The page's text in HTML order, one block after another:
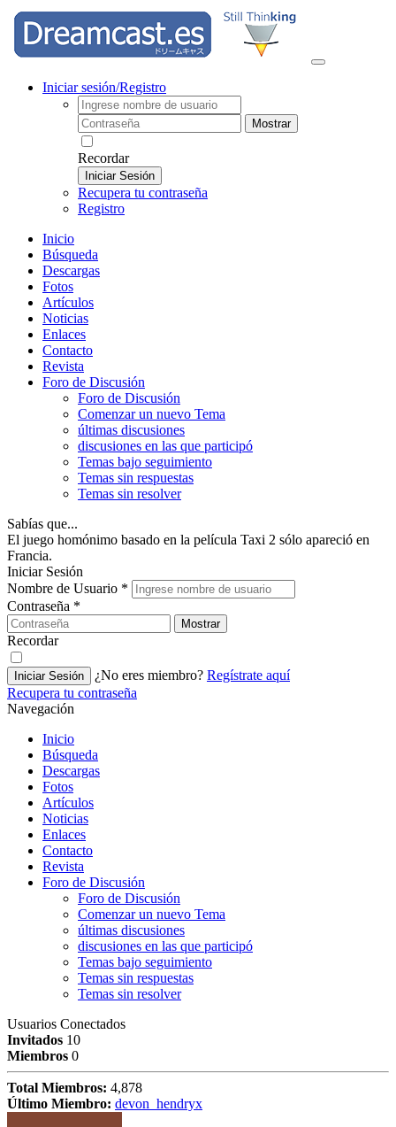
Iniciar sesión/Registro
Mostrar
Recordar
Iniciar Sesión
Recupera tu contraseña
Registro
Inicio
Búsqueda
Descargas
Fotos
Artículos
Noticias
Enlaces
Contacto
Revista
Foro de Discusión
Foro de Discusión
Comenzar un nuevo Tema
últimas discusiones
discusiones en las que participó
Temas bajo seguimiento
Temas sin respuestas
Temas sin resolver
Sabías que...
El juego homónimo basado en la película Taxi 2 sólo apareció en
Francia.
Iniciar Sesión
Nombre de Usuario *
Contraseña *
Mostrar
Recordar
Iniciar Sesión ¿No eres miembro? Regístrate aquí
Recupera tu contraseña
Navegación
Inicio
Búsqueda
Descargas
Fotos
Artículos
Noticias
Enlaces
Contacto
Revista
Foro de Discusión
Foro de Discusión
Comenzar un nuevo Tema
últimas discusiones
discusiones en las que participó
Temas bajo seguimiento
Temas sin respuestas
Temas sin resolver
Usuarios Conectados
Invitados 10
Miembros 0
Total Miembros: 4,878
Último Miembro: devon_hendryx